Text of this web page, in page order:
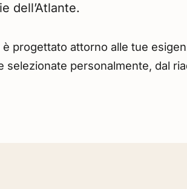
dell’Atlante.
progettato attorno alle tue
personalmente, dal